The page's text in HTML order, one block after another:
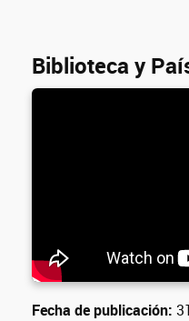
Biblioteca y
Fecha de publicación: